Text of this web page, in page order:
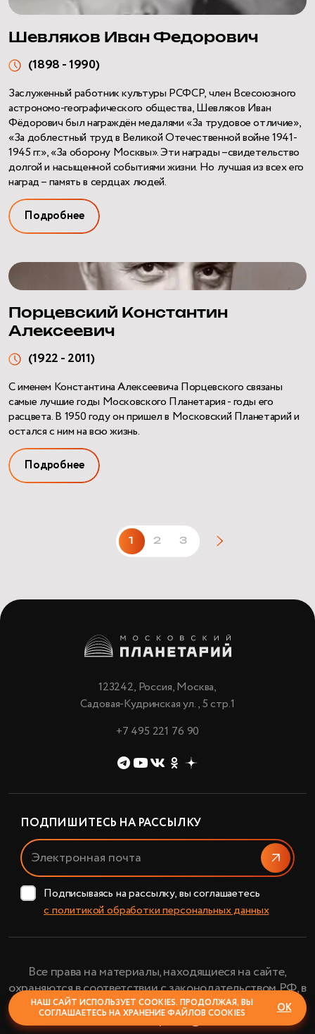
Шевляков Иван Федорович
(1898 - 1990)
Заслуженный работник культуры РСФСР, член Всесоюзного
астрономо-географического общества, Шевляков Иван
Фёдорович был награждён медалями «За трудовое отличие»,
«За доблестный труд в Великой Отечественной войне 1941-
1945 гг.», «За оборону Москвы». Эти награды –свидетельство
долгой и насыщенной событиями жизни. Но лучшая из всех его
наград – память в сердцах людей.
Подробнее
Порцевский Константин
Алексеевич
(1922 - 2011)
С именем Константина Алексеевича Порцевского связаны
самые лучшие годы Московского Планетария - годы его
расцвета. В 1950 году он пришел в Московский Планетарий и
остался с ним на всю жизнь.
Подробнее
1 2 3
123242, Россия, Москва,
Садовая-Кудринская ул., 5 стр.1
+7 495 221 76 90
ПОДПИШИТЕСЬ НА РАССЫЛКУ
Подписываясь на рассылку, вы соглашаетесь
с политикой обработки персональных данных
Все права на материалы, находящиеся на сайте,
охраняются в соответствии с законодательством РФ, в
том числе, об авторском праве и смежных правах.
АО «Планетарий» © 2024
НАШ САЙТ ИСПОЛЬЗУЕТ COOKIES. ПРОДОЛЖАЯ, ВЫ
СОГЛАШАЕТЕСЬ НА ХРАНЕНИЕ ФАЙЛОВ COOKIES
ОК